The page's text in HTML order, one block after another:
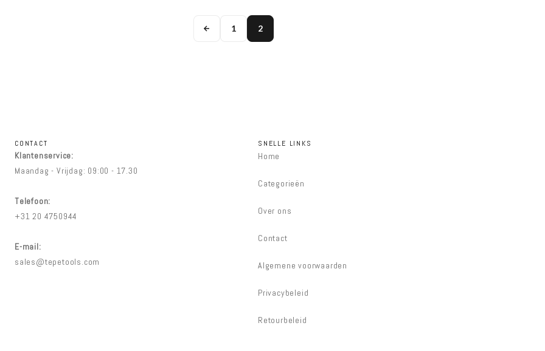
1 2
CONTACT
Klantenservice:
Maandag - Vrijdag: 09:00 - 17.30
Telefoon:
+31 20 4750944
E-mail:
sales@tepetools.com
SNELLE LINKS
Home
Categorieën
Over ons
Contact
Algemene voorwaarden
Privacybeleid
Retourbeleid